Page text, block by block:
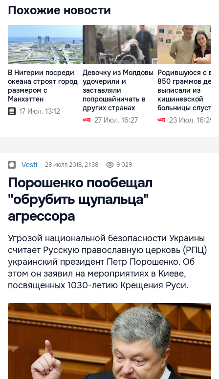
Похожие новости
В Нигерии посреди
океана строят город
размером с
Манхэттен
17 Июл. 13:12
Девочку из Молдовы
удочерили и
заставляли
попрошайничать в
других странах
27 Июл. 16:27
Родившуюся с
850 граммов
выписали из
кишиневской
больницы спустя
дня 23 Июл. 16:29
Vesti 28 июля 2018, 21:38 9 029
Порошенко пообещал
"обрубить щупальца"
агрессора
Угрозой национальной безопасности Украины
считает Русскую православную церковь (РПЦ)
украинский президент Петр Порошенко. Об
этом он заявил на мероприятиях в Киеве,
посвященных 1030-летию Крещения Руси.